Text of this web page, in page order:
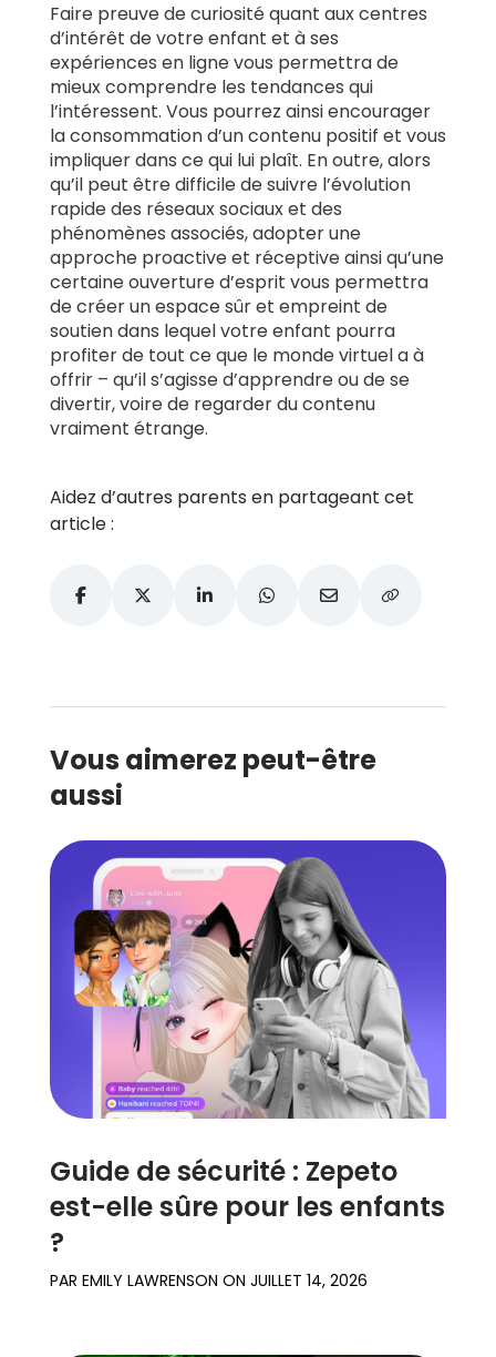
Faire preuve de curiosité quant aux centres
d’intérêt de votre enfant et à ses
expériences en ligne vous permettra de
mieux comprendre les tendances qui
l’intéressent. Vous pourrez ainsi encourager
la consommation d’un contenu positif et vous
impliquer dans ce qui lui plaît. En outre, alors
qu’il peut être difficile de suivre l’évolution
rapide des réseaux sociaux et des
phénomènes associés, adopter une
approche proactive et réceptive ainsi qu’une
certaine ouverture d’esprit vous permettra
de créer un espace sûr et empreint de
soutien dans lequel votre enfant pourra
profiter de tout ce que le monde virtuel a à
offrir – qu’il s’agisse d’apprendre ou de se
divertir, voire de regarder du contenu
vraiment étrange.
Aidez d’autres parents en partageant cet
article :
Vous aimerez peut-être
aussi
Guide de sécurité : Zepeto
est-elle sûre pour les enfants
?
PAR EMILY LAWRENSON ON JUILLET 14, 2026